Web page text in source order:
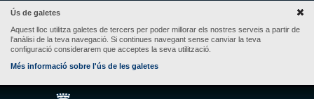
Ús de galetes
Aquest lloc utilitza galetes de tercers per poder millorar els nostres serveis a partir de
l'anàlisi de la teva navegació. Si continues navegant sense canviar la teva
configuració considerarem que acceptes la seva utilització.
Més informació sobre l'ús de les galetes